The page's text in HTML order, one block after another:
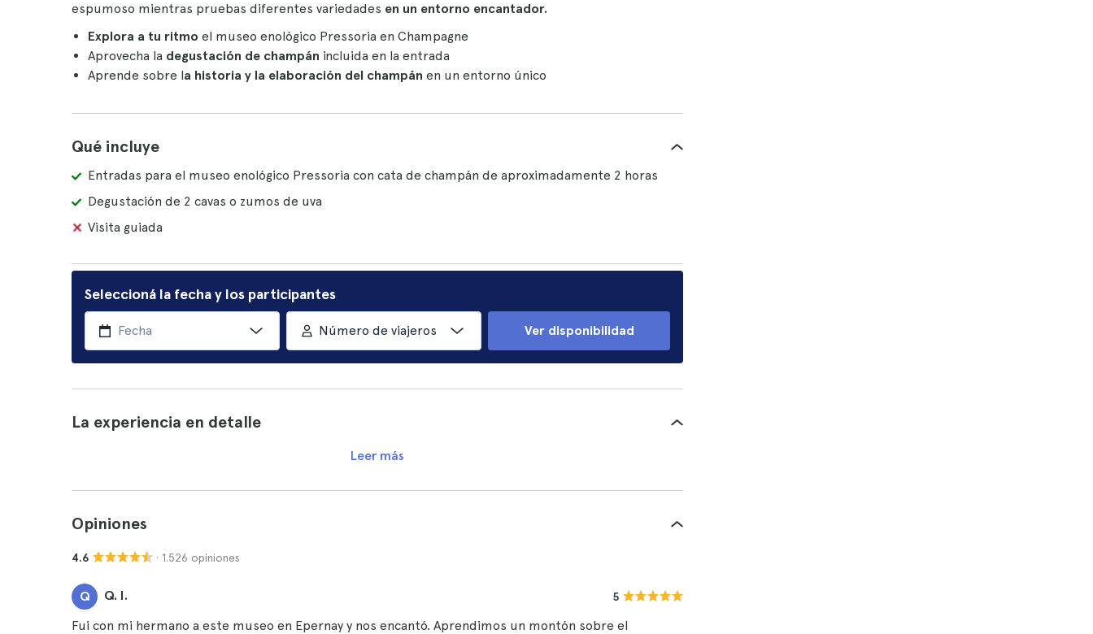
espumoso mientras pruebas diferentes variedades en un entorno encantador.
Explora a tu ritmo el museo enológico Pressoria en Champagne
Aprovecha la degustación de champán incluida en la entrada
Aprende sobre la historia y la elaboración del champán en un entorno único
Qué incluye
Entradas para el museo enológico Pressoria con cata de champán de aproximadamente 2 horas
Degustación de 2 cavas o zumos de uva
Visita guiada
Seleccioná la fecha y los participantes
Número de viajeros Ver disponibilidad
La experiencia en detalle
Leer más
Opiniones
4.6 · 1.526 opiniones
Q Q. I. 5
Fui con mi hermano a este museo en Epernay y nos encantó. Aprendimos un montón sobre el